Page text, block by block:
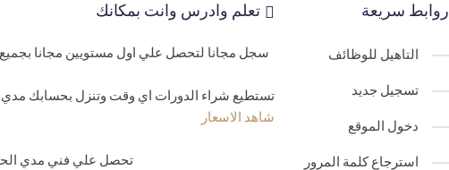
روابط سريعة
التاهيل للوظائف
تسجيل جديد
دخول الموقع
استرجاع كلمة المرور
تعلم وادرس وانت بمكانك
سجل مجانا لتحصل علي اول مستويين مجانا بجميع
تستطيع شراء الدورات اي وقت وتنزل بحسابك مدي
شاهد الاسعار
تحصل علي فني مدي